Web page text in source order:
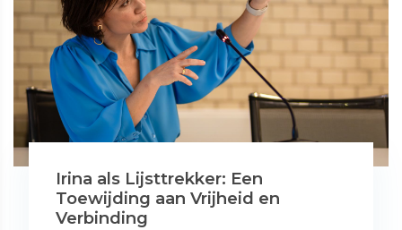
Irina als Lijsttrekker: Een
Toewijding aan Vrijheid en
Verbinding